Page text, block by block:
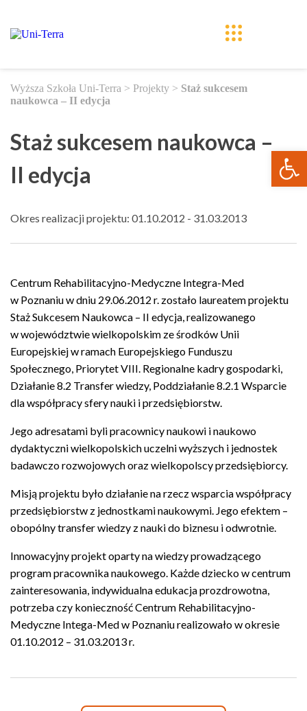
Wyższa Szkoła Uni-Terra > Projekty > Staż sukcesem
naukowca – II edycja
Staż sukcesem naukowca –
II edycja
Okres realizacji projektu: 01.10.2012 - 31.03.2013
Centrum Rehabilitacyjno-Medyczne Integra-Med
w Poznaniu w dniu 29.06.2012 r. zostało laureatem projektu
Staż Sukcesem Naukowca – II edycja, realizowanego
w województwie wielkopolskim ze środków Unii
Europejskiej w ramach Europejskiego Funduszu
Społecznego, Priorytet VIII. Regionalne kadry gospodarki,
Działanie 8.2 Transfer wiedzy, Poddziałanie 8.2.1 Wsparcie
dla współpracy sfery nauki i przedsiębiorstw.
Jego adresatami byli pracownicy naukowi i naukowo
dydaktyczni wielkopolskich uczelni wyższych i jednostek
badawczo rozwojowych oraz wielkopolscy przedsiębiorcy.
Misją projektu było działanie na rzecz wsparcia współpracy
przedsiębiorstw z jednostkami naukowymi. Jego efektem –
obopólny transfer wiedzy z nauki do biznesu i odwrotnie.
Innowacyjny projekt oparty na wiedzy prowadzącego
program pracownika naukowego. Każde dziecko w centrum
zainteresowania, indywidualna edukacja prozdrowotna,
potrzeba czy konieczność Centrum Rehabilitacyjno-
Medyczne Intega-Med w Poznaniu realizowało w okresie
01.10.2012 – 31.03.2013 r.